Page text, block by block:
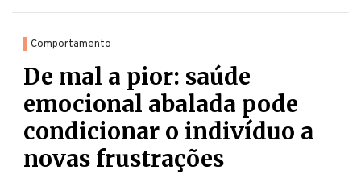
Comportamento
De mal a pior: saúde
emocional abalada pode
condicionar o indivíduo a
novas frustrações